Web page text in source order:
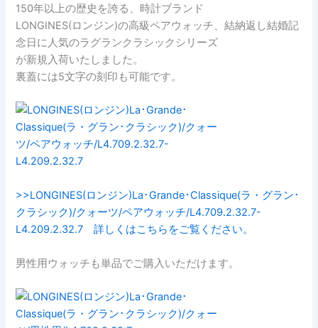
150年以上の歴史を誇る、時計ブランド
LONGINES(ロンジン)の高級ペアウォッチ、結納返し結婚記
念日に人気のラグランクラシックシリーズ
が新規入荷いたしました。
裏蓋には5文字の刻印も可能です。
>>LONGINES(ロンジン)La･Grande･Classique(ラ・グラン･
クラシック)/クォーツ/ペアウォッチ/L4.709.2.32.7-
L4.209.2.32.7 詳しくはこちらをご覧ください。
男性用ウォッチも単品でご購入いただけます。